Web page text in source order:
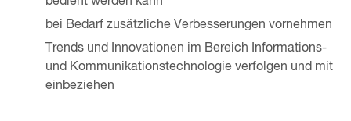
bei Bedarf zusätzliche Verbesserungen vornehmen
Trends und Innovationen im Bereich Informations-
und Kommunikationstechnologie verfolgen und mit
einbeziehen